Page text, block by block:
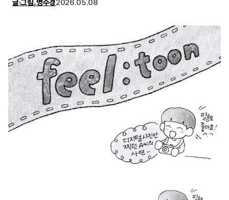
글·그림. 명수경2026.05.08